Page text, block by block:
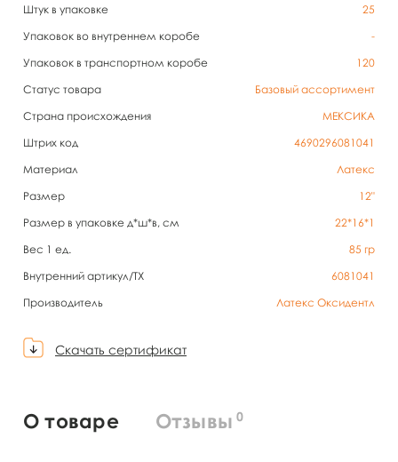
Штук в упаковке
25
Упаковок во внутреннем коробе
-
Упаковок в транспортном коробе
120
Статус товара
Базовый ассортимент
Страна происхождения
МЕКСИКА
Штрих код
4690296081041
Материал
Латекс
Размер
12"
Размер в упаковке д*ш*в, см
22*16*1
Вес 1 ед.
85 гр
Внутренний артикул/TX
6081041
Производитель
Латекс Оксидентл
Скачать сертификат
О товаре Отзывы 0